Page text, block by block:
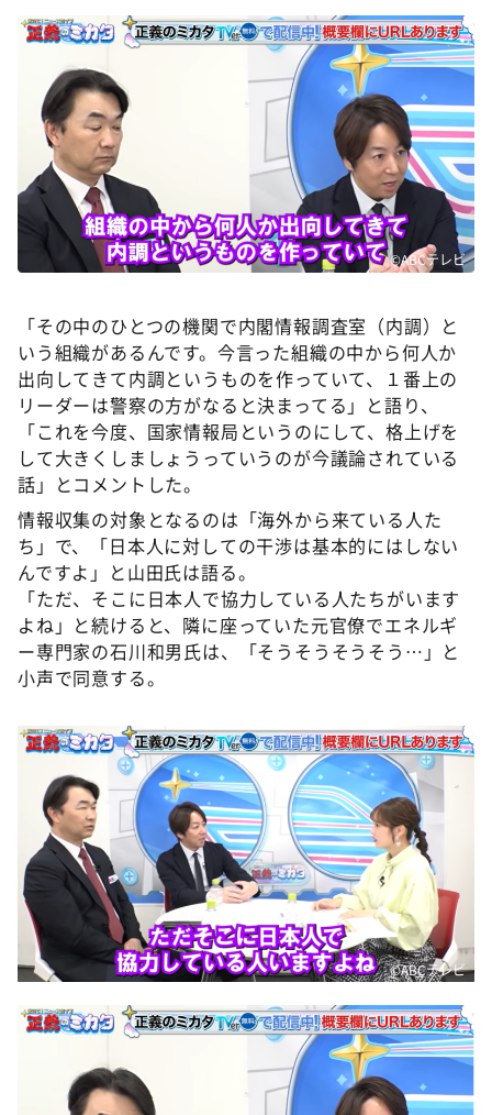
©ABCテレビ
「その中のひとつの機関で内閣情報調査室（内調）と
いう組織があるんです。今言った組織の中から何人か
出向してきて内調というものを作っていて、１番上の
リーダーは警察の方がなると決まってる」と語り、
「これを今度、国家情報局というのにして、格上げを
して大きくしましょうっていうのが今議論されている
話」とコメントした。
情報収集の対象となるのは「海外から来ている人た
ち」で、「日本人に対しての干渉は基本的にはしない
んですよ」と山田氏は語る。
「ただ、そこに日本人で協力している人たちがいます
よね」と続けると、隣に座っていた元官僚でエネルギ
ー専門家の石川和男氏は、「そうそうそうそう…」と
小声で同意する。
©ABCテレビ